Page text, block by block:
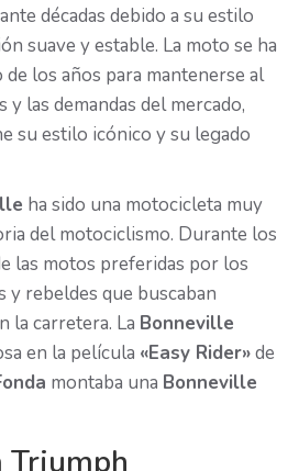
décadas debido a su estilo
suave y estable. La moto se ha
los años para mantenerse al
y las demandas del mercado,
su estilo icónico y su legado
ha sido una motocicleta muy
del motociclismo. Durante los
las motos preferidas por los
y rebeldes que buscaban
la carretera. La Bonneville
en la película «Easy Rider»de
montaba una Bonneville
Triumph